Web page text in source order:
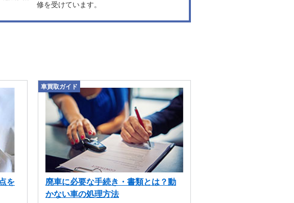
修を受けています。
を
車買取ガイド
廃車に必要な手続き・書類とは？動
かない車の処理方法